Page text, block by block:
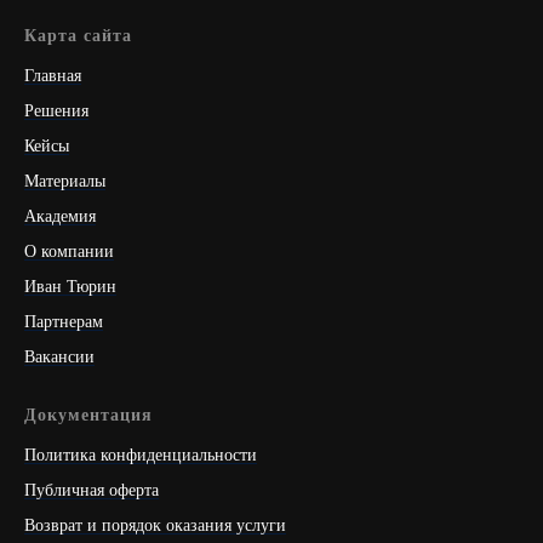
Карта сайта
Главная
Решения
Кейсы
Материалы
Академия
О компании
Иван Тюрин
Партнерам
Вакансии
Документация
Политика конфиденциальности
Публичная оферта
Возврат и порядок оказания услуги